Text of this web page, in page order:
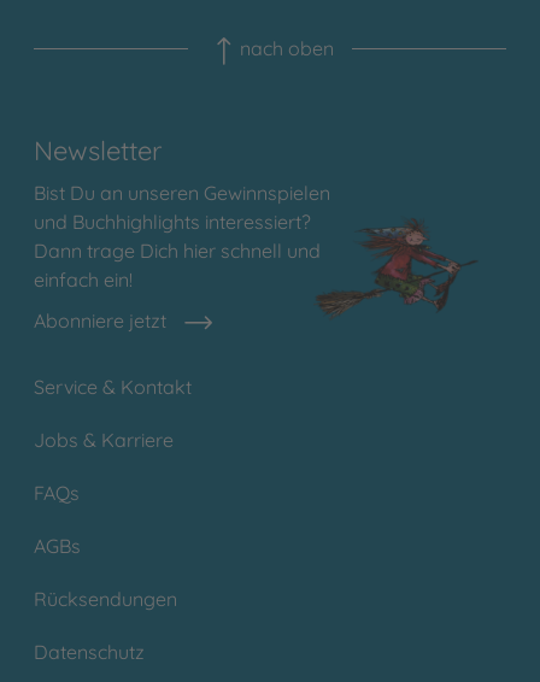
nach oben
Newsletter
Bist Du an unseren Gewinnspielen
und Buchhighlights interessiert?
Dann trage Dich hier schnell und
einfach ein!
Abonniere jetzt
Service & Kontakt
Jobs & Karriere
FAQs
AGBs
Rücksendungen
Datenschutz